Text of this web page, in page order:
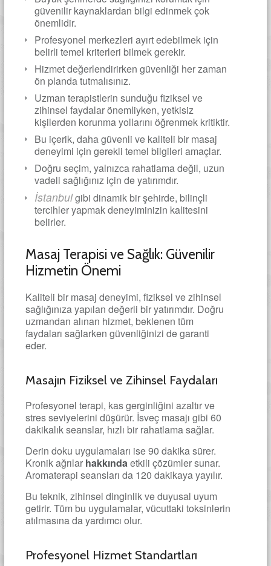
güvenilir kaynaklardan bilgi edinmek çok
önemlidir.
Profesyonel merkezleri ayırt edebilmek için
belirli temel kriterleri bilmek gerekir.
Hizmet değerlendirirken güvenliği her zaman
ön planda tutmalısınız.
Uzman terapistlerin sunduğu fiziksel ve
zihinsel faydalar önemliyken, yetkisiz
kişilerden korunma yollarını öğrenmek kritiktir.
Bu içerik, daha güvenli ve kaliteli bir masaj
deneyimi için gerekli temel bilgileri amaçlar.
Doğru seçim, yalnızca rahatlama değil, uzun
vadeli sağlığınız için de yatırımdır.
İstanbulgibi dinamik bir şehirde, bilinçli
tercihler yapmak deneyiminizin kalitesini
belirler.
Masaj Terapisi ve Sağlık: Güvenilir
Hizmetin Önemi
Kaliteli bir masaj deneyimi, fiziksel ve zihinsel
sağlığınıza yapılan değerli bir yatırımdır. Doğru
uzmandan alınan hizmet, beklenen tüm
faydaları sağlarken güvenliğinizi de garanti
eder.
Masajın Fiziksel ve Zihinsel Faydaları
Profesyonel terapi, kas gerginliğini azaltır ve
stres seviyelerini düşürür. İsveç masajı gibi 60
dakikalık seanslar, hızlı bir rahatlama sağlar.
Derin doku uygulamaları ise 90 dakika sürer.
Kronik ağrılar hakkındaetkili çözümler sunar.
Aromaterapi seansları da 120 dakikaya yayılır.
Bu teknik, zihinsel dinginlik ve duyusal uyum
getirir. Tüm bu uygulamalar, vücuttaki toksinlerin
atılmasına da yardımcı olur.
Profesyonel Hizmet Standartları